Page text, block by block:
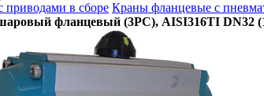
приводами в сборе Краны фланцевые с
фланцевый (3PC), AISI316TI DN32